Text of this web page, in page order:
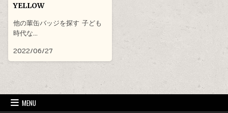
YELLOW
他の輩缶バッジを探す 子ども
時代な…
2022/06/27
MENU